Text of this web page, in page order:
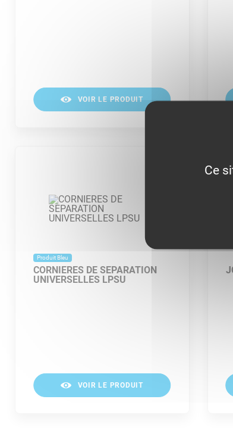
VOIR LE PRODUIT
Produit Bleu
CORNIERES DE SEPARATION
UNIVERSELLES LPSU
VOIR LE PRODUIT
Ce